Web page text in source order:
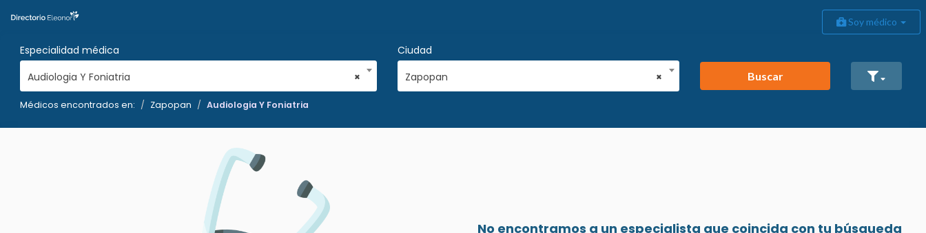
Soy médico
Especialidad médica
×
Audiologia Y Foniatria
Ciudad
×
Zapopan Buscar
Médicos encontrados en: Zapopan Audiologia Y Foniatria
No encontramos a un especialista que coincida con tu búsqueda